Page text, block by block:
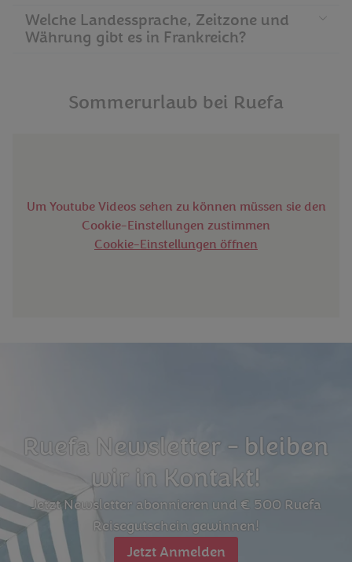
Welche Landessprache, Zeitzone und
Währung gibt es in Frankreich?
Sommerurlaub bei Ruefa
Um Youtube Videos sehen zu können müssen sie den
Cookie-Einstellungen zustimmen
Cookie-Einstellungen öffnen
Ruefa Newsletter - bleiben
wir in Kontakt!
Jetzt Newsletter abonnieren und € 500 Ruefa
Reisegutschein gewinnen!
Jetzt Anmelden